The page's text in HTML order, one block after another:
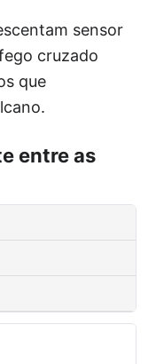
sensor
cruzado
que
entre as